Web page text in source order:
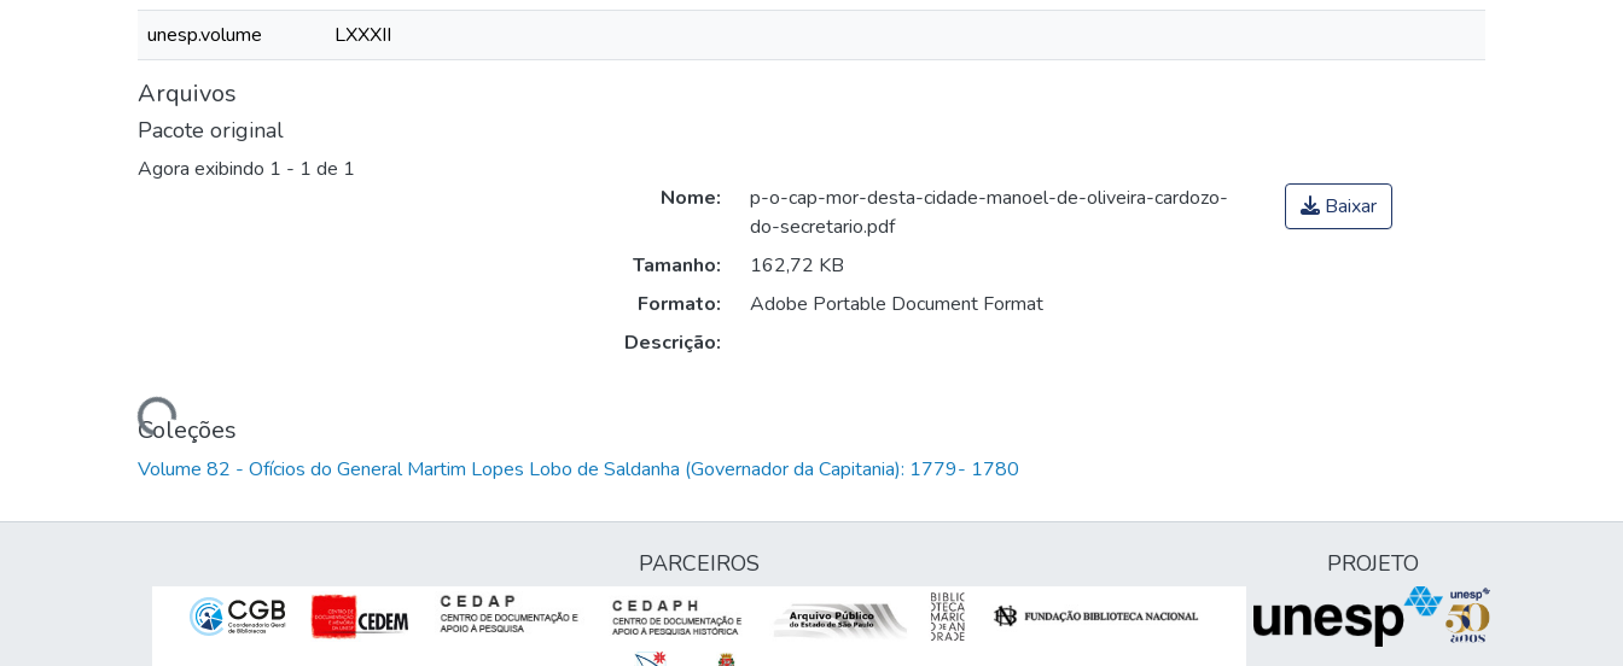
unesp.volume
LXXXII
Arquivos
Pacote original
Agora exibindo 1 - 1 de 1
Carregando...
Nome:
p-o-cap-mor-desta-cidade-manoel-de-oliveira-cardozo-
do-secretario.pdf
Tamanho:
162,72 KB
Formato:
Adobe Portable Document Format
Descrição:
Baixar
Coleções
Volume 82 - Ofícios do General Martim Lopes Lobo de Saldanha (Governador da Capitania): 1779- 1780
PARCEIROS PROJETO